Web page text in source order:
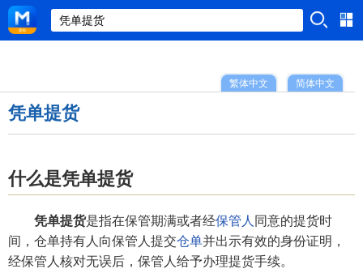
简体中文
繁体中文
凭单提货
什么是凭单提货
凭单提货是指在保管期满或者经保管人 同意的提货时
间，仓单持有人向保管人提交仓单并出示有效的身份证明，
经保管人核对无误后，保管人给予办理提货手续。